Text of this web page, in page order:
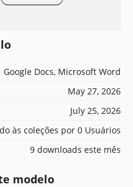
Google Docs, Microsoft Word
May 27, 2026
July 25, 2026
às coleções por 0 Usuários
9 downloads este mês
modelo